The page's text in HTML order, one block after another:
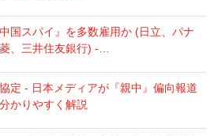
国スパイ』を多数雇用か (日立、パナ
、三井住友銀行) -…
定 - 日本メディアが『親中』偏向報道
かりやすく解説